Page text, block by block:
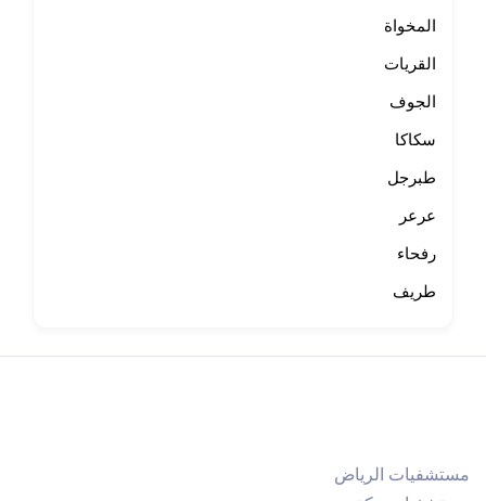
المخواة
القريات
الجوف
سكاكا
طبرجل
عرعر
رفحاء
طريف
مستشفيات الرياض